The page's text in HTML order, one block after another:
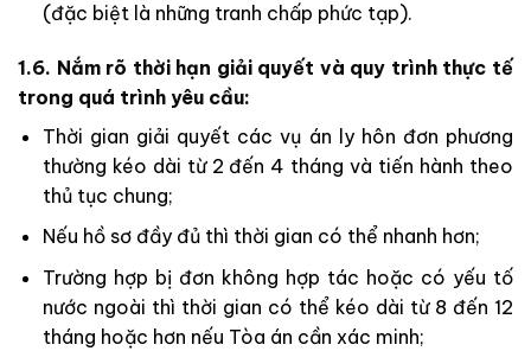
(đặc biệt là những tranh chấp phức tạp).
1.6. Nắm rõ thời hạn giải quyết và quy trình thực tế
trong quá trình yêu cầu:
Thời gian giải quyết các vụ án ly hôn đơn phương
thường kéo dài từ 2 đến 4 tháng và tiến hành theo
thủ tục chung;
Nếu hồ sơ đầy đủ thì thời gian có thể nhanh hơn;
Trường hợp bị đơn không hợp tác hoặc có yếu tố
nước ngoài thì thời gian có thể kéo dài từ 8 đến 12
tháng hoặc hơn nếu Tòa án cần xác minh;